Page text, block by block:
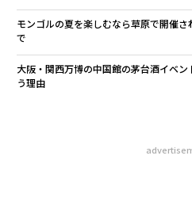
モンゴルの夏を楽しむなら草原で開催さ
で
大阪・関西万博の中国館の茅台酒イベ
う理由